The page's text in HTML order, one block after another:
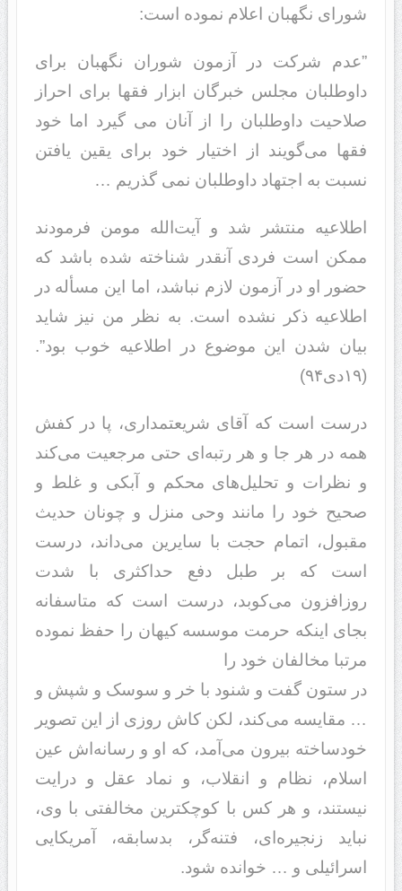
شورای نگهبان اعلام نموده است:
”عدم شرکت در آزمون شوران نگهبان برای
داوطلبان مجلس خبرگان ابزار فقها برای احراز
صلاحیت داوطلبان را از آنان می گیرد اما خود
فقها می‌گویند از اختیار خود برای یقین یافتن
نسبت به اجتهاد داوطلبان نمی گذریم …
اطلاعیه منتشر شد و آیت‌الله مومن فرمودند
ممکن است فردی آنقدر شناخته شده باشد که
حضور او در آزمون لازم نباشد، اما این مسأله در
اطلاعیه ذکر نشده است. به نظر من نیز شاید
بیان شدن این موضوع در اطلاعیه خوب بود”.
(۱۹دی۹۴)
درست است که آقای شریعتمداری، پا در کفش
همه در هر جا و هر رتبه‌ای حتی مرجعیت می‌کند
و نظرات و تحلیل‌های محکم و آبکی و غلط و
صحیح خود را مانند وحی منزل و چونان حدیث
مقبول، اتمام حجت با سایرین می‌داند، درست
است که بر طبل دفع حداکثری با شدت
روزافزون می‌کوبد، درست است که متاسفانه
بجای اینکه حرمت موسسه کیهان را حفظ نموده
مرتبا مخالفان خود را
در ستون گفت و شنود با خر و سوسک و شپش و
… مقایسه می‌کند، لکن کاش روزی از این تصویر
خودساخته بیرون می‌آمد، که او و رسانه‌اش عین
اسلام، نظام و انقلاب، و نماد عقل و درایت
نیستند، و هر کس با کوچکترین مخالفتی با وی،
نباید زنجیره‌ای، فتنه‌گر، بدسابقه، آمریکایی
اسرائیلی و … خوانده شود.